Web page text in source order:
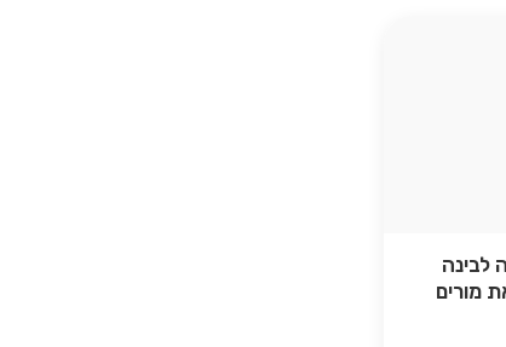
לבינה
מורים